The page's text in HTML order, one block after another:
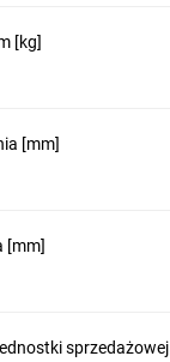
[kg]
[mm]
[mm]
sprzedażowej